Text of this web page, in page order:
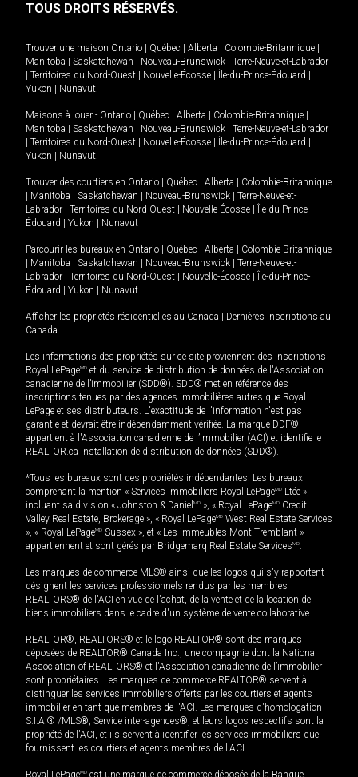
TOUS DROITS RÉSERVÉS.
Trouver une maison Ontario Québec Alberta Colombie-Britannique
Manitoba
Saskatchewan Nouveau-Brunswick
Terre-Neuve-et-Labrador
Territoires du Nord-Ouest Nouvelle-Écosse Île-du-Prince-Édouard
Yukon
Nunavut.
Maisons à louer - Ontario Québec Alberta Colombie-Britannique
Manitoba
Saskatchewan Nouveau-Brunswick
Terre-Neuve-et-Labrador
Territoires du Nord-Ouest Nouvelle-Écosse Île-du-Prince-Édouard
Yukon
Nunavut.
Trouver des courtiers en Ontario Québec Alberta
Colombie-Britannique
Manitoba Saskatchewan Nouveau-Brunswick
Terre-Neuve-et-
Labrador
Territoires du Nord-Ouest Nouvelle-Écosse
Île-du-Prince-
Édouard
Yukon Nunavut
Parcourir les bureaux en Ontario Québec Alberta
Colombie-Britannique
Manitoba Saskatchewan Nouveau-Brunswick
Terre-Neuve-et-
Labrador
Territoires du Nord-Ouest Nouvelle-Écosse
Île-du-Prince-
Édouard
Yukon Nunavut
Afficher les propriétés résidentielles au Canada
Dernières inscriptions au
Canada
Les informations des propriétés sur ce site proviennent des inscriptions
Royal LePageMD et du service de distribution de données de l'Association
canadienne de l’immobilier (SDD®). SDD® met en référence des
inscriptions tenues par des agences immobilières autres que Royal
LePage et ses distributeurs. L'exactitude de l'information n'est pas
garantie et devrait être indépendamment vérifiée. La marque DDF®
appartient à l'Association canadienne de l’immobilier (ACI) et identifie le
REALTOR.ca Installation de distribution de données (SDD®).
*Tous les bureaux sont des propriétés indépendantes. Les bureaux
comprenant la mention « Services immobiliers Royal LePageMD Ltée »,
incluant sa division « Johnston & Daniel MD », « Royal LePageMD Credit
Valley Real Estate, Brokerage », « Royal LePageMD West Real Estate Services
», « Royal LePageMD Sussex », et « Les immeubles Mont-Tremblant »
appartiennent et sont gérés par Bridgemarq Real Estate ServicesMD.
Les marques de commerce MLS® ainsi que les logos qui s'y rapportent
désignent les services professionnels rendus par les membres
REALTORS® de l'ACI en vue de l'achat, de la vente et de la location de
biens immobiliers dans le cadre d'un système de vente collaborative.
REALTOR®, REALTORS® et le logo REALTOR® sont des marques
déposées de REALTOR® Canada Inc., une compagnie dont la National
Association of REALTORS® et l'Association canadienne de l’immobilier
sont propriétaires. Les marques de commerce REALTOR® servent à
distinguer les services immobiliers offerts par les courtiers et agents
immobilier en tant que membres de l'ACI. Les marques d'homologation
S.I.A.® /MLS®, Service inter-agences®, et leurs logos respectifs sont la
propriété de l'ACI, et ils servent à identifier les services immobiliers que
fournissent les courtiers et agents membres de l'ACI.
Royal LePageMD est une marque de commerce déposée de la Banque